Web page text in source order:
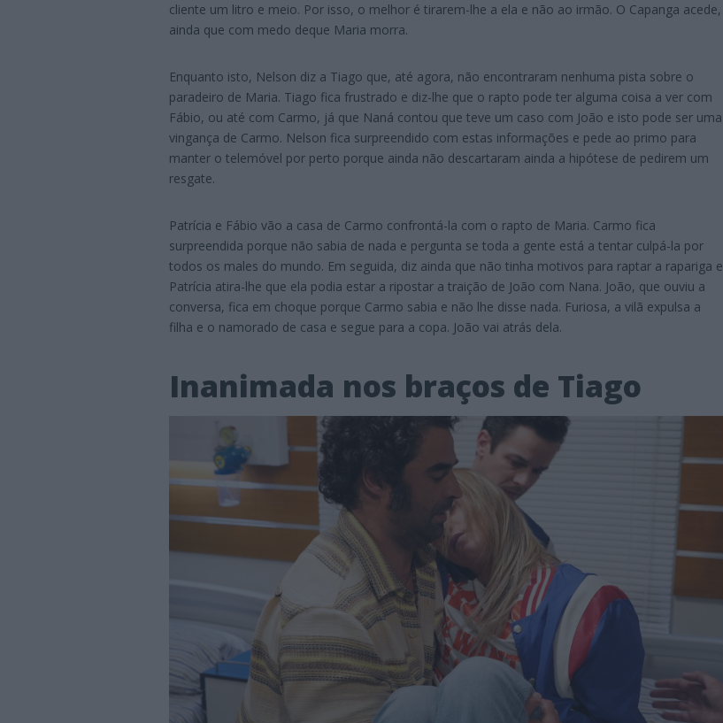
cliente um litro e meio. Por isso, o melhor é tirarem-lhe a ela e não ao irmão. O Capanga acede,
ainda que com medo deque Maria morra.
Enquanto isto, Nelson diz a Tiago que, até agora, não encontraram nenhuma pista sobre o
paradeiro de Maria. Tiago fica frustrado e diz-lhe que o rapto pode ter alguma coisa a ver com
Fábio, ou até com Carmo, já que Naná contou que teve um caso com João e isto pode ser uma
vingança de Carmo. Nelson fica surpreendido com estas informações e pede ao primo para
manter o telemóvel por perto porque ainda não descartaram ainda a hipótese de pedirem um
resgate.
Patrícia e Fábio vão a casa de Carmo confrontá-la com o rapto de Maria. Carmo fica
surpreendida porque não sabia de nada e pergunta se toda a gente está a tentar culpá-la por
todos os males do mundo. Em seguida, diz ainda que não tinha motivos para raptar a rapariga e
Patrícia atira-lhe que ela podia estar a ripostar a traição de João com Nana. João, que ouviu a
conversa, fica em choque porque Carmo sabia e não lhe disse nada. Furiosa, a vilã expulsa a
filha e o namorado de casa e segue para a copa. João vai atrás dela.
Inanimada nos braços de Tiago